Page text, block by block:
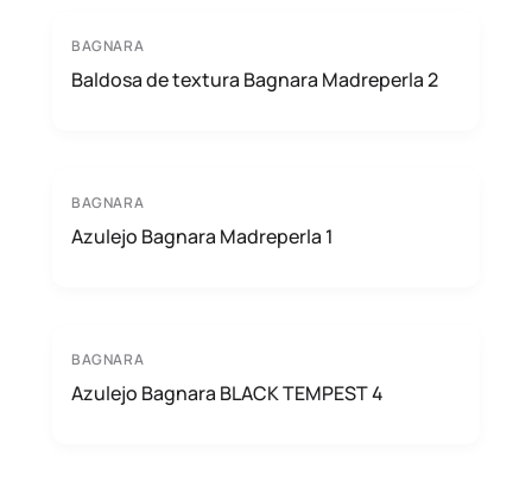
BAGNARA
Baldosa de textura Bagnara Madreperla 2
BAGNARA
Azulejo Bagnara Madreperla 1
BAGNARA
Azulejo Bagnara BLACK TEMPEST 4